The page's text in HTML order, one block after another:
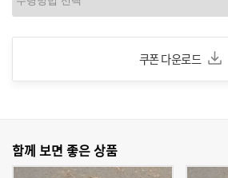
쿠폰 다운로드
함께 보면 좋은 상품